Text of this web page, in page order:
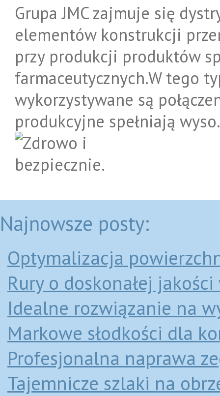
Grupa JMC zajmuje się
elementów konstrukcji
przy produkcji produktów
farmaceutycznych.W tego
wykorzystywane są
produkcyjne spełniają
Najnowsze posty:
Optymalizacja
Rury o doskonałej
Idealne rozwiązanie na
Markowe słodkości dla
Profesjonalna naprawa
Tajemnicze szlaki na